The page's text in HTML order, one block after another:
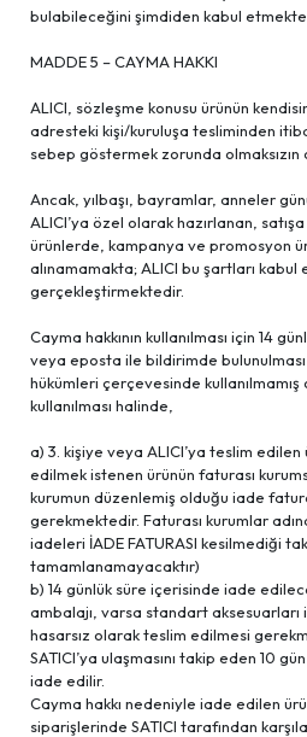
bulabileceğini şimdiden kabul
MADDE 5 – CAYMA HAKKI
ALICI, sözleşme konusu ürünün
adresteki kişi/kuruluşa tesliminden
sebep göstermek zorunda olmaksızın
Ancak, yılbaşı, bayramlar, anneler
ALICI’ya özel olarak hazırlanan,
ürünlerde, kampanya ve promosyon
alınamamakta; ALICI bu şartları kabul
gerçekleştirmektedir.
Cayma hakkının kullanılması için 14
veya eposta ile bildirimde
hükümleri çerçevesinde kullanılmamış
kullanılması halinde,
a) 3. kişiye veya ALICI’ya teslim edilen
edilmek istenen ürünün faturası
kurumun düzenlemiş olduğu iade
gerekmektedir. Faturası kurumlar
iadeleri İADE FATURASI kesilmediği
tamamlanamayacaktır)
b) 14 günlük süre içerisinde iade
ambalajı, varsa standart aksesuarları
hasarsız olarak teslim edilmesi
SATICI’ya ulaşmasını takip eden 10
iade edilir.
Cayma hakkı nedeniyle iade edilen
siparişlerinde SATICI tarafından